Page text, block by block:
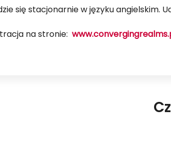
się stacjonarnie w języku angielskim.
na stronie: